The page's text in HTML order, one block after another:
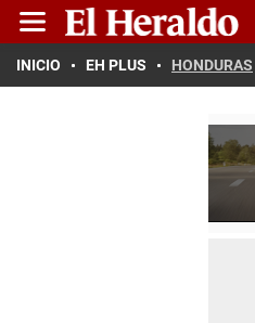
INICIO EH PLUS HONDURAS